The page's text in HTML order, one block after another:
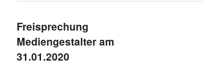
Freisprechung
Mediengestalter am
31.01.2020